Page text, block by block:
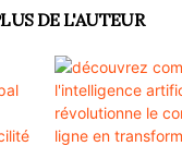
DE L'AUTEUR